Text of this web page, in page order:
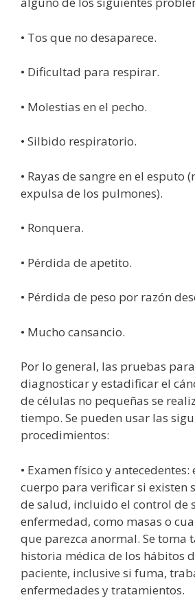
• Tos que no desaparece.
• Dificultad para respirar.
• Molestias en el pecho.
• Silbido respiratorio.
• Rayas de sangre en el esputo
expulsa de los pulmones).
• Ronquera.
• Pérdida de apetito.
• Pérdida de peso por razón
• Mucho cansancio.
Por lo general, las pruebas
diagnosticar y estadificar el
de células no pequeñas se
tiempo. Se pueden usar las
procedimientos:
• Examen físico y antecedentes:
cuerpo para verificar si existen
de salud, incluido el control de
enfermedad, como masas o
que parezca anormal. Se toma
historia médica de los hábitos
paciente, inclusive si fuma,
enfermedades y tratamientos.